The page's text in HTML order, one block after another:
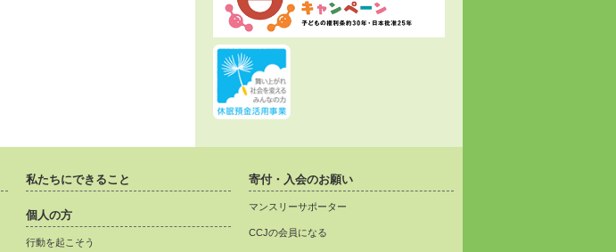
私たちにできること
個人の方
行動を起こそう
寄付・入会のお願い
マンスリーサポーター
CCJの会員になる